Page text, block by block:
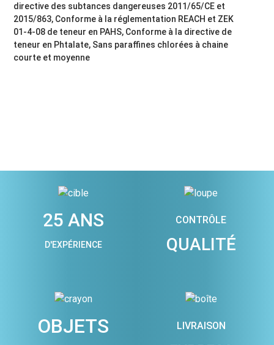
directive des subtances dangereuses 2011/65/CE et
2015/863, Conforme à la réglementation REACH et ZEK
01-4-08 de teneur en PAHS, Conforme à la directive de
teneur en Phtalate, Sans paraffines chlorées à chaine
courte et moyenne
25 ANS
D'EXPÉRIENCE
CONTRÔLE
QUALITÉ
OBJETS LIVRAISON